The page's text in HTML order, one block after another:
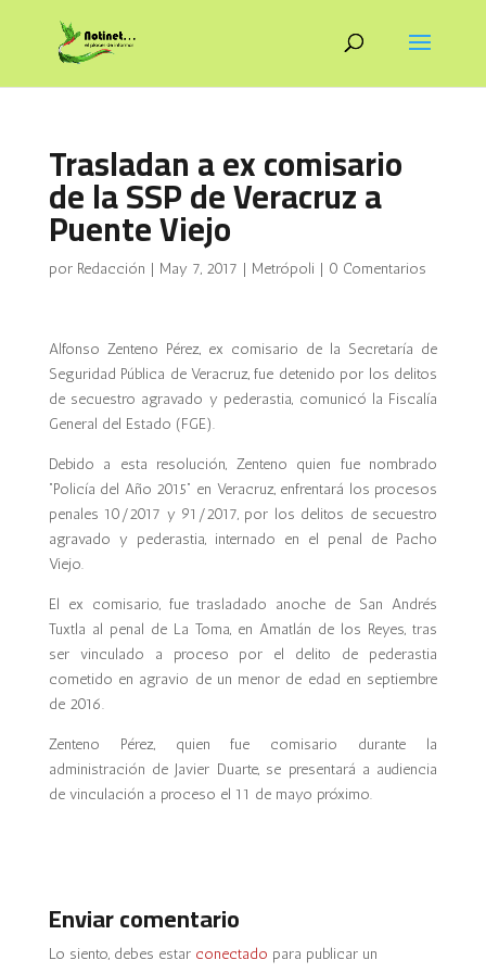
Trasladan a ex comisario
de la SSP de Veracruz a
Puente Viejo
por Redacción | May 7, 2017 | Metrópoli | 0 Comentarios
Alfonso Zenteno Pérez, ex comisario de la Secretaría de
Seguridad Pública de Veracruz, fue detenido por los delitos
de secuestro agravado y pederastia, comunicó la Fiscalía
General del Estado (FGE).
Debido a esta resolución, Zenteno quien fue nombrado
“Policía del Año 2015” en Veracruz, enfrentará los procesos
penales 10/2017 y 91/2017, por los delitos de secuestro
agravado y pederastia, internado en el penal de Pacho
Viejo.
El ex comisario, fue trasladado anoche de San Andrés
Tuxtla al penal de La Toma, en Amatlán de los Reyes, tras
ser vinculado a proceso por el delito de pederastia
cometido en agravio de un menor de edad en septiembre
de 2016.
Zenteno Pérez, quien fue comisario durante la
administración de Javier Duarte, se presentará a audiencia
de vinculación a proceso el 11 de mayo próximo.
Enviar comentario
Lo siento, debes estar conectado para publicar un